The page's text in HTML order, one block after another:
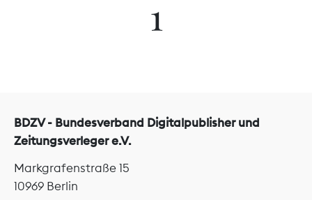
1
BDZV - Bundesverband Digitalpublisher und
Zeitungsverleger e.V.
Markgrafenstraße 15
10969 Berlin